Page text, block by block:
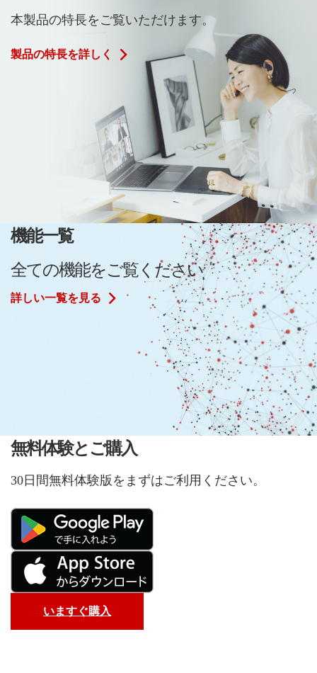
本製品の特長をご覧いただけます。
製品の特長を詳しく
機能一覧
全ての機能をご覧ください
詳しい一覧を見る
無料体験とご購入
30日間無料体験版をまずはご利用ください。
いますぐ購入